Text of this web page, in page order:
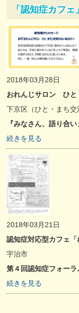
「認知症カフ
2018年03月28日
おれんじサロン ひと
下京区（ひと・まち
『みなさん、語り合
続きを見る
2018年03月21日
認知症対応型カフェ「
宇治市
第４回認知症フォー
続きを見る